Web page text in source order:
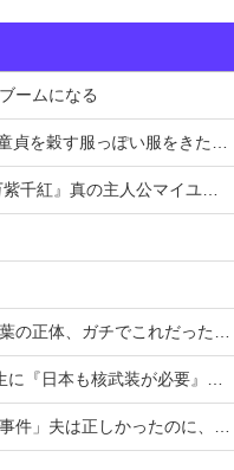
ームになる
服をきたホウオウボクへの反応！！！
人公マイユニはキャラメイクが可能
体、ガチでこれだったｗｗｗｗ
武装が必要』と言われびっくり
たのに、なぜ喧嘩は終わらなかったのか